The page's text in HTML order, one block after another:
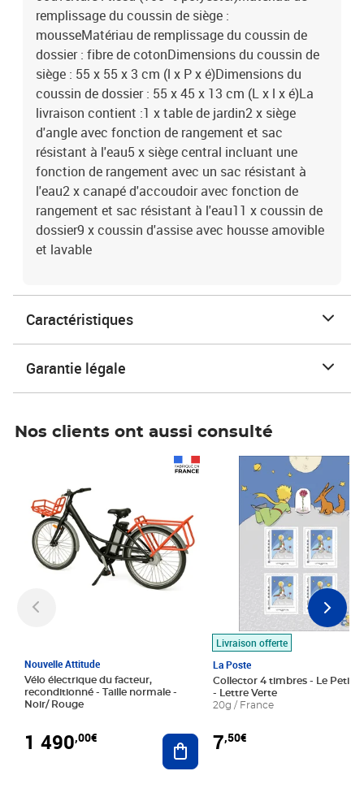
remplissage du coussin de siège :
mousseMatériau de remplissage du coussin de
dossier : fibre de cotonDimensions du coussin de
siège : 55 x 55 x 3 cm (l x P x é)Dimensions du
coussin de dossier : 55 x 45 x 13 cm (L x l x é)La
livraison contient :1 x table de jardin2 x siège
d'angle avec fonction de rangement et sac
résistant à l'eau5 x siège central incluant une
fonction de rangement avec un sac résistant à
l'eau2 x canapé d'accoudoir avec fonction de
rangement et sac résistant à l'eau11 x coussin de
dossier9 x coussin d'assise avec housse amovible
et lavable
Caractéristiques
Garantie légale
Nos clients ont aussi consulté
Nouvelle Attitude
Vélo électrique du facteur,
reconditionné - Taille normale -
Noir/ Rouge
1 490,00€ Ajouter au panier
Livraison offerte
La Poste
Collector 4 timbres - Le Petit
- Lettre Verte
20g / France
7,50€
Prix 7,50€